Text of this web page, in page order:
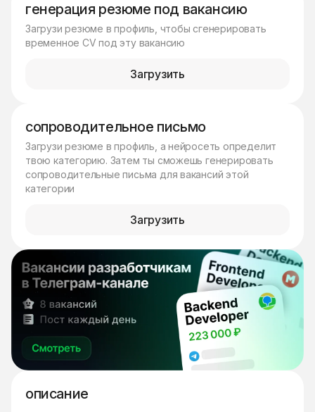
генерация резюме под вакансию
Загрузи резюме в профиль, чтобы сгенерировать
временное CV под эту вакансию
Загрузить
сопроводительное письмо
Загрузи резюме в профиль, а нейросеть определит
твою категорию. Затем ты сможешь генерировать
сопроводительные письма для вакансий этой
категории
Загрузить
описание